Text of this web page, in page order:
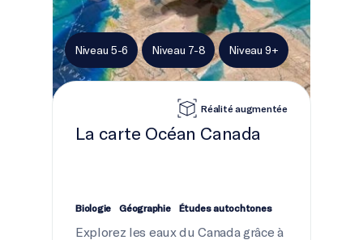
Niveau 5-6 Niveau 7-8 Niveau 9+
Réalité augmentée
La carte Océan Canada
Biologie Géographie Études autochtones
Explorez les eaux du Canada grâce à